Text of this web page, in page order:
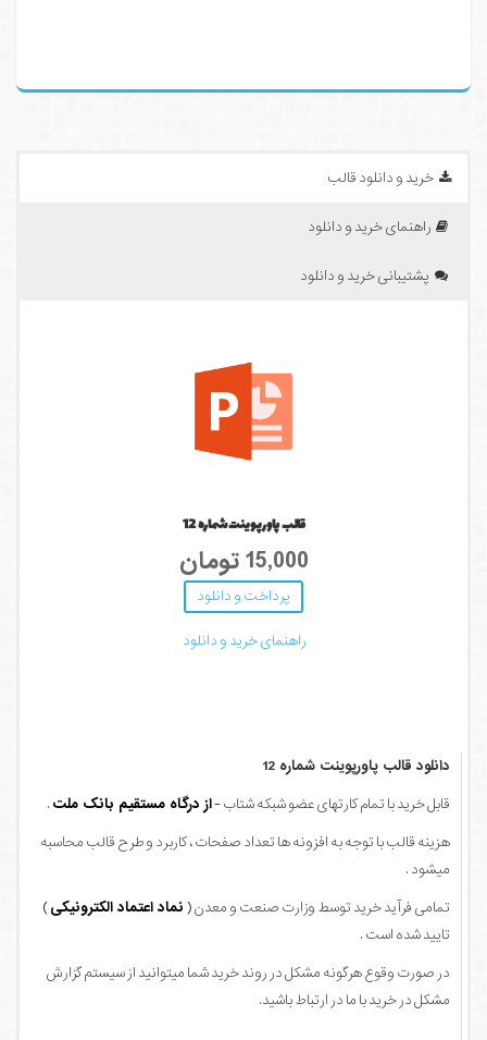
خرید و دانلود قالب
راهنمای خرید و دانلود
پشتیبانی خرید و دانلود
قالب پاورپوینت شماره 12
15,000 تومان
پرداخت و دانلود
راهنمای خرید و دانلود
دانلود قالب پاورپوینت شماره 12
قابل خرید با تمام کارتهای عضو شبکه شتاب -از درگاه مستقیم بانک ملت .
هزینه قالب با توجه به افزونه ها تعداد صفحات ، کاربرد و طرح قالب محاسبه
میشود .
تمامی فرآید خرید توسط وزارت صنعت و معدن ( نماد اعتماد الکترونیکی)
تایید شده است .
در صورت وقوع هرگونه مشکل در روند خرید شما میتوانید از سیستم گزارش
مشکل در خرید با ما در ارتباط باشید.